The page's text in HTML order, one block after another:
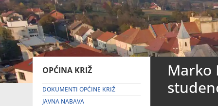
OPĆINA KRIŽ
DOKUMENTI OPĆINE KRIŽ
JAVNA NABAVA
Marko